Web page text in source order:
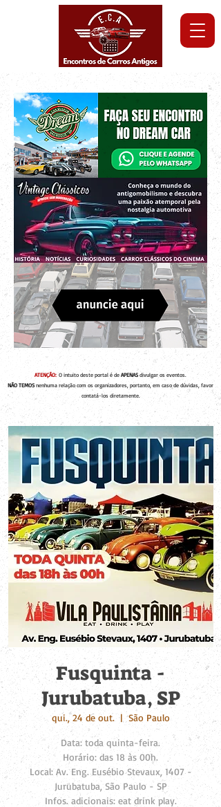
ATENÇÃO: O intuito deste portal é de APENAS divulgar os eventos.
NÃO TEMOS nenhuma relação com os organizadores, portanto, em caso de dúvidas, favor
contatá-los diretamente.
Fusquinta -
Jurubatuba, SP
qui., 24 de out.
  |
São Paulo
Data: toda quinta-feira.
Horário: das 18 às 00h.
Local: Av. Eng. Eusébio Stevaux, 1407 -
Jurubatuba, São Paulo - SP
Infos. adicionais: eat drink play.